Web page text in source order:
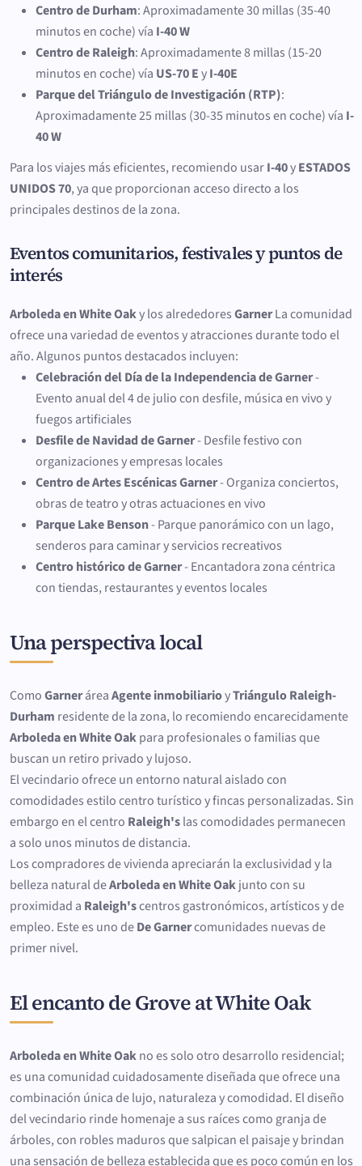
Centro de Durham: Aproximadamente 30 millas (35-40
minutos en coche) vía I-40 W
Centro de Raleigh: Aproximadamente 8 millas (15-20
minutos en coche) vía US-70 EyI-40E
Parque del Triángulo de Investigación (RTP):
Aproximadamente 25 millas (30-35 minutos en coche) vía I-
40 W
Para los viajes más eficientes, recomiendo usarI-40yESTADOS
UNIDOS 70, ya que proporcionan acceso directo a los
principales destinos de la zona.
Eventos comunitarios, festivales y puntos de
interés
Arboleda en White Oaky los alrededoresGarnerLa comunidad
ofrece una variedad de eventos y atracciones durante todo el
año. Algunos puntos destacados incluyen:
Celebración del Día de la Independencia de Garner-
Evento anual del 4 de julio con desfile, música en vivo y
fuegos artificiales
Desfile de Navidad de Garner- Desfile festivo con
organizaciones y empresas locales
Centro de Artes Escénicas Garner- Organiza conciertos,
obras de teatro y otras actuaciones en vivo
Parque Lake Benson- Parque panorámico con un lago,
senderos para caminar y servicios recreativos
Centro histórico de Garner- Encantadora zona céntrica
con tiendas, restaurantes y eventos locales
Una perspectiva local
ComoGarneráreaAgente inmobiliarioyTriángulo Raleigh-
Durham residente de la zona, lo recomiendo encarecidamente
Arboleda en White Oakpara profesionales o familias que
buscan un retiro privado y lujoso.
El vecindario ofrece un entorno natural aislado con
comodidades estilo centro turístico y fincas personalizadas. Sin
embargo en el centro Raleigh'slas comodidades permanecen
a solo unos minutos de distancia.
Los compradores de vivienda apreciarán la exclusividad y la
belleza natural deArboleda en White Oakjunto con su
proximidad a Raleigh'scentros gastronómicos, artísticos y de
empleo. Este es uno deDe Garnercomunidades nuevas de
primer nivel.
El encanto de Grove at White Oak
Arboleda en White Oakno es solo otro desarrollo residencial;
es una comunidad cuidadosamente diseñada que ofrece una
combinación única de lujo, naturaleza y comodidad. El diseño
del vecindario rinde homenaje a sus raíces como granja de
árboles, con robles maduros que salpican el paisaje y brindan
una sensación de belleza establecida que es poco común en los